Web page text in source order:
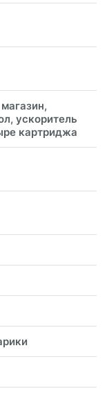
ускоритель
картриджа